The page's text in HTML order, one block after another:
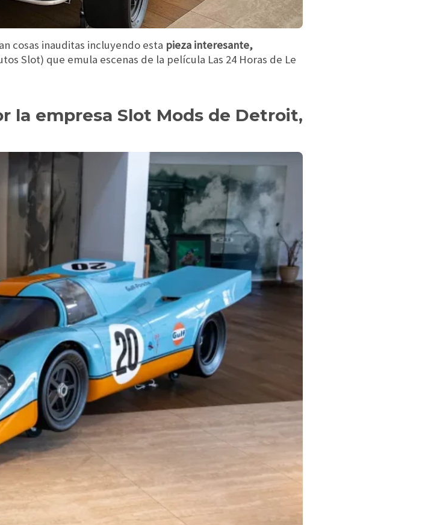
cosas inauditas incluyendo esta pieza interesante,
Slot) que emula escenas de la película Las 24 Horas de Le
la empresa Slot Mods de Detroit,